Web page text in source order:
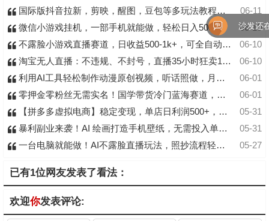
06-11
国际版抖音拉新，剪映，醒图，豆包等多玩法教程，长期可做的项目，轻松日入四位数
06-10
微信小游戏挂机，一部手机就能做，轻松日入500+，副业兼职的首选！
06-10
不露脸小游戏直播赛道，日收益500-1k+，可全自动AI玩，可脚本玩，可真人玩，项目稳定，上手快
06-10
淘宝无人直播：不违规、不封号，直播35小时狂卖13W，全年都是旺季，还能批量矩阵操作
06-01
利用AI工具轻松制作动漫原创视频，听话照做，月入过万
06-01
零押金零粉丝无需实名！国学带货冷门蓝海赛道，小白上手即出单，日入千元 +
05-31
【拼多多虚拟电商】稳定变现，单店日利润500+，软件挂机全自动发货，轻松实现月入1w+！
05-31
暴利副业来袭！AI 绘画打造手机壁纸，无需投入单店狂出 3.8 万单
05-27
一台电脑就能做！AI不露脸直播玩法，照抄流程轻松达标月入2W+
已有1位网友发表了看法：
欢迎你发表评论:
沙发还